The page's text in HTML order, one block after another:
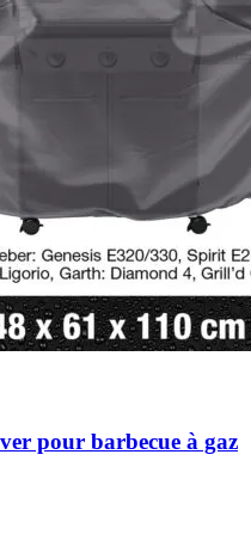
pour barbecue à gaz